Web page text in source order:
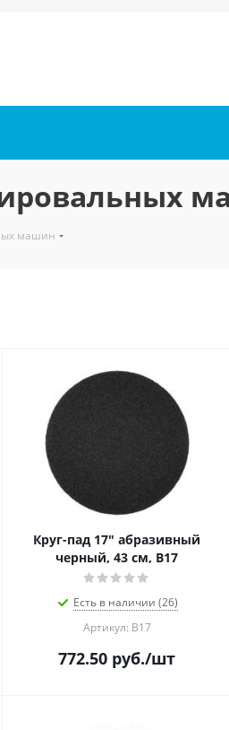
машин
Круг-пад 17" абразивный
черный, 43 см, B17
Есть в наличии (26)
Артикул: В17
772.50 руб./шт